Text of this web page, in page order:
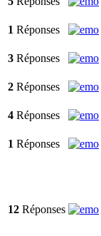
1 Réponses
3 Réponses
2 Réponses
4 Réponses
1 Réponses
12 Réponses